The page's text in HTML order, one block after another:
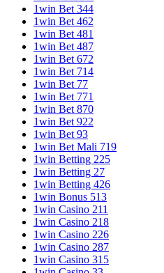
1win Bet 344
1win Bet 462
1win Bet 481
1win Bet 487
1win Bet 672
1win Bet 714
1win Bet 77
1win Bet 771
1win Bet 870
1win Bet 922
1win Bet 93
1win Bet Mali 719
1win Betting 225
1win Betting 27
1win Betting 426
1win Bonus 513
1win Casino 211
1win Casino 218
1win Casino 226
1win Casino 287
1win Casino 315